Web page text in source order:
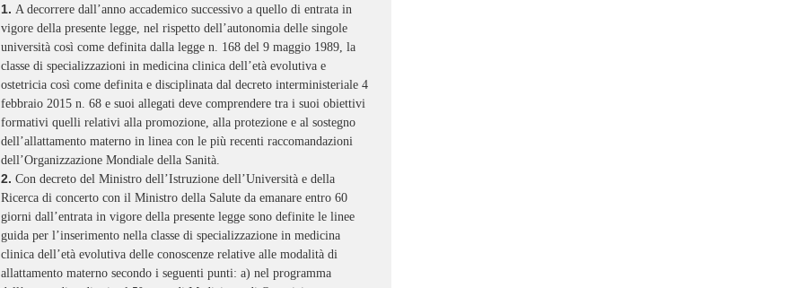
1. A decorrere dall’anno accademico successivo a quello di entrata in
vigore della presente legge, nel rispetto dell’autonomia delle singole
università così come definita dalla legge n. 168 del 9 maggio 1989, la
classe di specializzazioni in medicina clinica dell’età evolutiva e
ostetricia così come definita e disciplinata dal decreto interministeriale 4
febbraio 2015 n. 68 e suoi allegati deve comprendere tra i suoi obiettivi
formativi quelli relativi alla promozione, alla protezione e al sostegno
dell’allattamento materno in linea con le più recenti raccomandazioni
dell’Organizzazione Mondiale della Sanità.
2. Con decreto del Ministro dell’Istruzione dell’Università e della
Ricerca di concerto con il Ministro della Salute da emanare entro 60
giorni dall’entrata in vigore della presente legge sono definite le linee
guida per l’inserimento nella classe di specializzazione in medicina
clinica dell’età evolutiva delle conoscenze relative alle modalità di
allattamento materno secondo i seguenti punti: a) nel programma